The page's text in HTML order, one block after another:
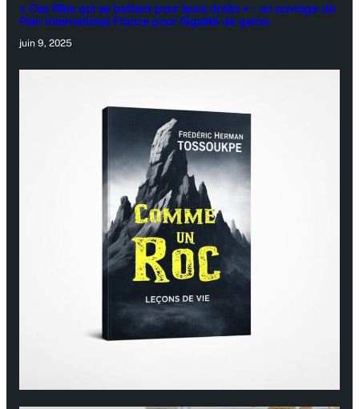
« Ces filles qui se battent pour leurs droits » : un ouvrage de
Plan International France pour l’égalité de genre
juin 9, 2025